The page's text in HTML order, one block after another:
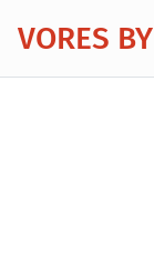
VORES BY